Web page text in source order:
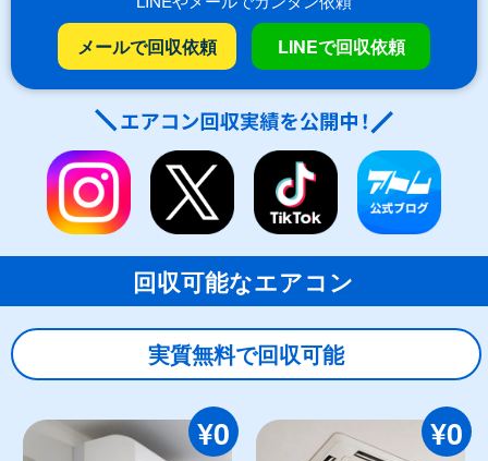
メールで回収依頼 LINEで回収依頼
回収可能なエアコン
実質無料で回収可能
¥0 ¥0